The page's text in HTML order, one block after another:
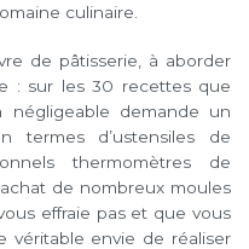
culinaire.
de pâtisserie, à aborder
: sur les 30 recettes que
demande un
termes d’ustensiles de
thermomètres de
de nombreux moules
effraie pas et que vous
véritable envie de réaliser